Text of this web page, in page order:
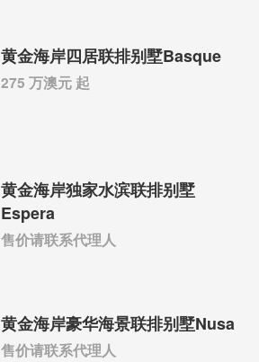
黄金海岸四居联排别墅Basque
275 万澳元 起
黄金海岸独家水滨联排别墅
Espera
售价请联系代理人
黄金海岸豪华海景联排别墅Nusa
售价请联系代理人